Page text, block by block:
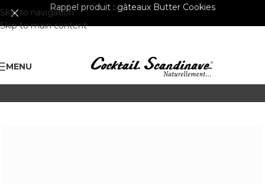
Skip to navigation
Skip to main content
Rappel produit : gâteaux Butter Cookies
MENU